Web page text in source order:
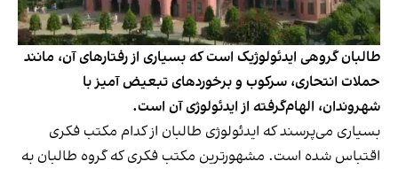
طالبان گروهی ایدئولوژیک است که بسیاری از رفتارهای آن، مانند
حملات انتحاری، سرکوب و برخوردهای تبعیض آمیز با
شهروندان، الهام‌گرفته از ایدئولوژی آن است.
بسیاری می‌پرسند که ایدئولوژی طالبان از کدام مکتب فکری
اقتباس شده است. مشهورترین مکتب فکری که گروه طالبان به